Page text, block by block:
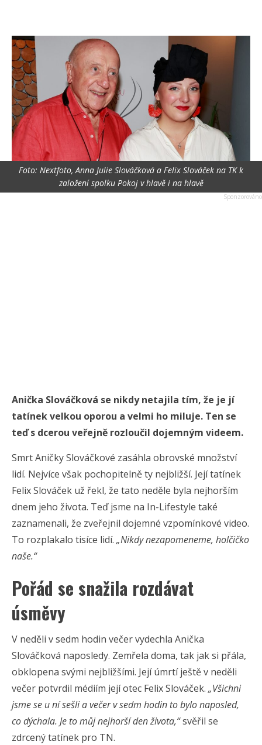
Foto: Nextfoto, Anna Julie Slováčková a Felix Slováček na TK k
založení spolku Pokoj v hlavě i na hlavě
Anička Slováčková se nikdy netajila tím, že je jí
tatínek velkou oporou a velmi ho miluje. Ten se
teď s dcerou veřejně rozloučil dojemným videem.
Smrt Aničky Slováčkové zasáhla obrovské množství
lidí. Nejvíce však pochopitelně ty nejbližší. Její tatínek
Felix Slováček už řekl, že tato neděle byla nejhorším
dnem jeho života. Teď jsme na In-Lifestyle také
zaznamenali, že zveřejnil dojemné vzpomínkové video.
To rozplakalo tisíce lidí. „Nikdy nezapomeneme, holčičko
naše.“
Pořád se snažila rozdávat
úsměvy
V neděli v sedm hodin večer vydechla Anička
Slováčková naposledy. Zemřela doma, tak jak si přála,
obklopena svými nejbližšími. Její úmrtí ještě v neděli
večer potvrdil médiím její otec Felix Slováček. „Všichni
jsme se u ní sešli a večer v sedm hodin to bylo naposled,
co dýchala. Je to můj nejhorší den života,“svěřil se
zdrcený tatínek pro TN.